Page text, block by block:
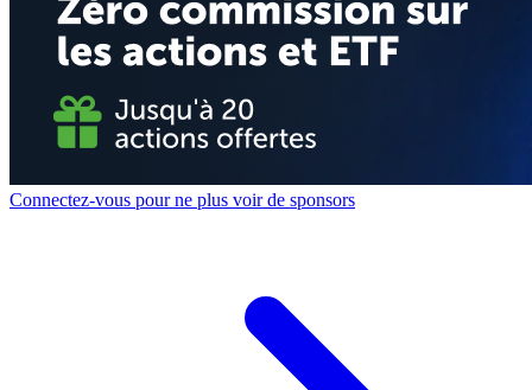
Connectez-vous pour ne plus voir de sponsors